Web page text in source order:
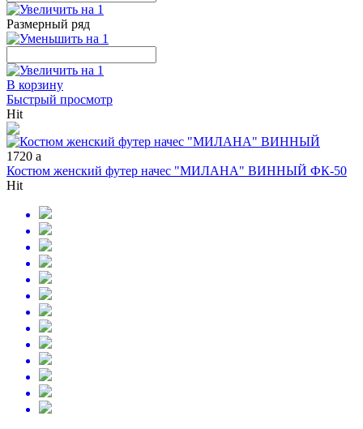
Размерный ряд
В корзину
Быстрый просмотр
Hit
1720 a
Костюм женский футер начес "МИЛАНА" ВИННЫЙ ФК-50
Hit